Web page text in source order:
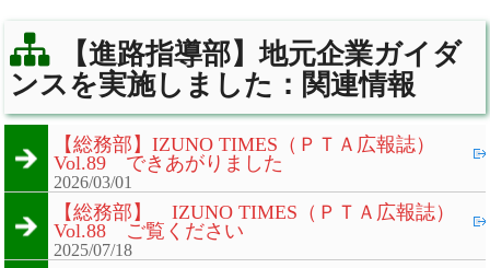
【進路指導部】地元企業ガイダ
ンスを実施しました：関連情報
【総務部】IZUNO TIMES（ＰＴＡ広報誌）
Vol.89 できあがりました
2026/03/01
【総務部】 IZUNO TIMES（ＰＴＡ広報誌）
Vol.88 ご覧ください
2025/07/18